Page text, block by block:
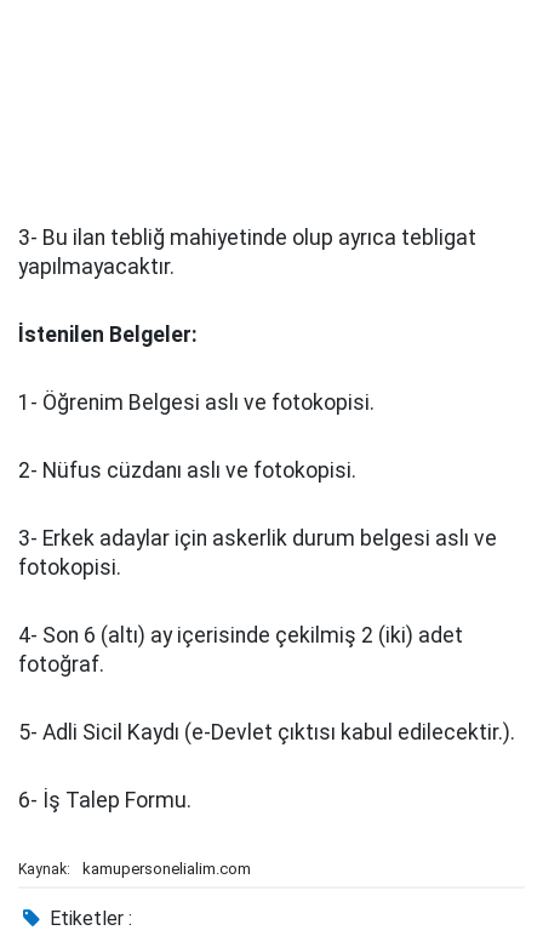
3- Bu ilan tebliğ mahiyetinde olup ayrıca tebligat
yapılmayacaktır.
İstenilen Belgeler:
1- Öğrenim Belgesi aslı ve fotokopisi.
2- Nüfus cüzdanı aslı ve fotokopisi.
3- Erkek adaylar için askerlik durum belgesi aslı ve
fotokopisi.
4- Son 6 (altı) ay içerisinde çekilmiş 2 (iki) adet
fotoğraf.
5- Adli Sicil Kaydı (e-Devlet çıktısı kabul edilecektir.).
6- İş Talep Formu.
Kaynak: kamupersonelialim.com
Etiketler :